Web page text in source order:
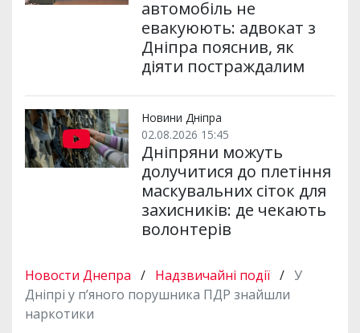
автомобіль не
евакуюють: адвокат з
Дніпра пояснив, як
діяти постраждалим
Новини Дніпра
02.08.2026 15:45
Дніпряни можуть
долучитися до плетіння
маскувальних сіток для
захисників: де чекають
волонтерів
Новости Днепра / Надзвичайні події / У
Дніпрі у п’яного порушника ПДР знайшли
наркотики